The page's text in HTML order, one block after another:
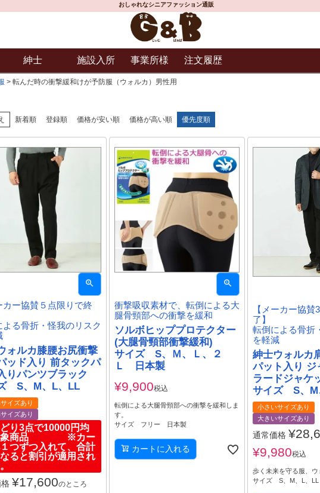
おしゃれなシニアファッション通販
紳士 施設入所 事業所様 注文履歴
転んだ時の衝撃緩和けが予防服（ウォルカ）男性用
新着順 登録順 価格が安い順 価格が高い順 優先度順
カー協賛５点限りで終
よる骨折・怪我のリスク
ォルカ膝腰お尻衝撃
ッド入り 前タックパ
りパンツブラック
S、M、L、LL
イズあり
イズあり
り3点で10000円均
象商品 ※カー
１つずつ入れて、合計
ると割引が適用され
¥17,600のところ
衝撃吸収素材で、転倒による大
腿骨頸部への衝撃を緩和
ソルボヒッププロテクター
(大腿骨頸部衝撃緩和)
サイズ S、Ｍ、Ｌ、２
Ｌ 日本製
¥9,900税込
転倒による大腿骨頸部への衝撃を緩和しま
す。
サイズ フリー 日本製
カートに入れる
【メーカー協賛
了】
転倒による骨折
を軽減
紳士ウォルカ
パット入り ジ
ラードジャケ
サイズ S、M
小さいサイズあり
大きいサイズあり
通常価格 ¥
¥9,980税込
歩く未来を守る服、ウ
サイズ S、M、L、